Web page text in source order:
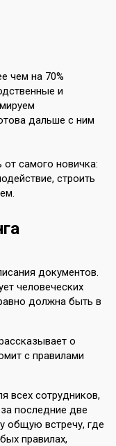
чем на 70%
и
дальше с ним
самого новичка:
строить
документов.
человеческих
должна быть в
о
с правилами
всех сотрудников,
последние две
общую встречу, где
правилах,